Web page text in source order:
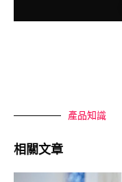
產品知識
相關文章